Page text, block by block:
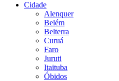
Cidade
Alenquer
Belém
Belterra
Curuá
Faro
Juruti
Itaituba
Óbidos